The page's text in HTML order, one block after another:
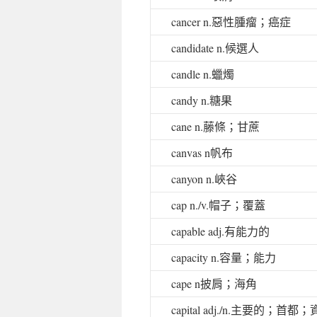
cancer n.惡性腫瘤；癌症
candidate n.候選人
candle n.蠟燭
candy n.糖果
cane n.藤條；甘蔗
canvas n帆布
canyon n.峽谷
cap n./v.帽子；覆蓋
capable adj.有能力的
capacity n.容量；能力
cape n披肩；海角
capital adj./n.主要的；首都；